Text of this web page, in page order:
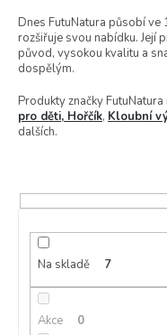
Dnes FutuNatura působí ve
rozšiřuje svou nabídku.
původ, vysokou kvalitu a
dospělým.
Produkty značky
pro děti, Hořčík, Kloubní
dalších.
Na skladě 7
Akce 0